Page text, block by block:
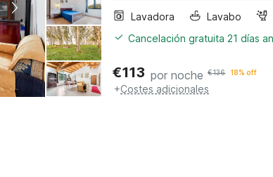
Lavadora
Lavabo
Cancelación gratuita 21 días
€113 por noche €136 18% off
+Costes adicionales